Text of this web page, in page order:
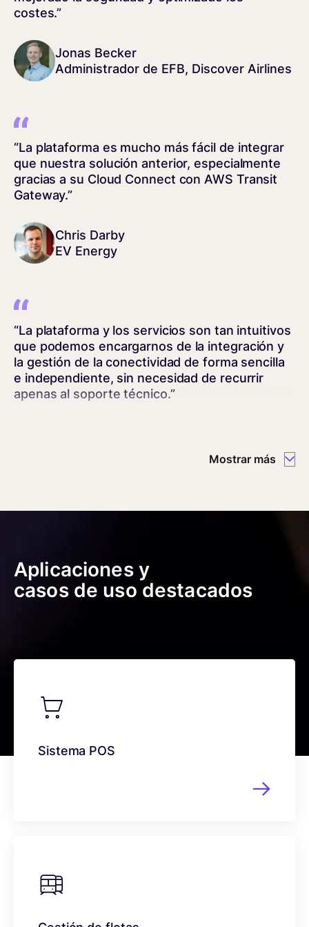
costes.”
Jonas Becker
Administrador de EFB, Discover Airlines
“La plataforma es mucho más fácil de integrar
que nuestra solución anterior, especialmente
gracias a su Cloud Connect con AWS Transit
Gateway.”
Chris Darby
EV Energy
“La plataforma y los servicios son tan intuitivos
que podemos encargarnos de la integración y
la gestión de la conectividad de forma sencilla
e independiente, sin necesidad de recurrir
apenas al soporte técnico.”
conectividad en quien pueda confiar. Esa fue
una de las principales razones por las que
elegimos a emnify.”
Mostrar más
Aplicaciones y
casos de uso destacados
Sistema POS